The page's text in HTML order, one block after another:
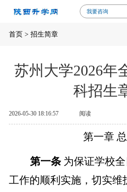
我要咨询
首页> 招生简章
苏州大学2026年
科招生
2026-05-30 18:16:57 阅读
第一章
第一条 为保证学校
工作的顺利实施，切实维